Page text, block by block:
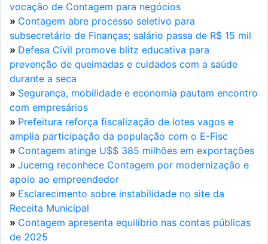
vocação de Contagem para negócios
» Contagem abre processo seletivo para
subsecretário de Finanças; salário passa de R$ 15 mil
» Defesa Civil promove blitz educativa para
prevenção de queimadas e cuidados com a saúde
durante a seca
» Segurança, mobilidade e economia pautam encontro
com empresários
» Prefeitura reforça fiscalização de lotes vagos e
amplia participação da população com o E-Fisc
» Contagem atinge U$$ 385 milhões em exportações
» Jucemg reconhece Contagem por modernização e
apoio ao empreendedor
» Esclarecimento sobre instabilidade no site da
Receita Municipal
» Contagem apresenta equilíbrio nas contas públicas
de 2025